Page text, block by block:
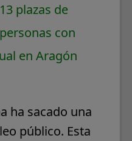
plazas de
con
en Aragón
ha sacado una
público. Esta